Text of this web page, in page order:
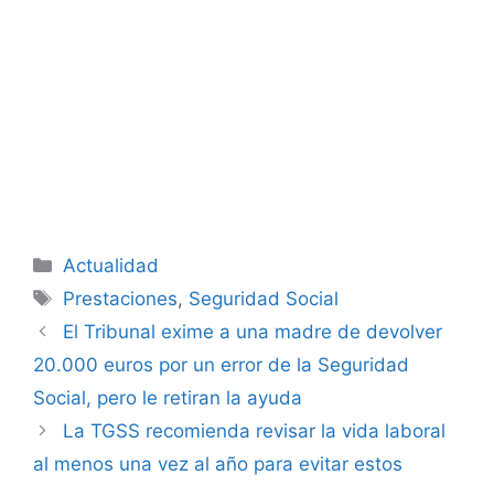
Categorías
Actualidad
Etiquetas
Prestaciones, Seguridad Social
El Tribunal exime a una madre de devolver
20.000 euros por un error de la Seguridad
Social, pero le retiran la ayuda
La TGSS recomienda revisar la vida laboral
al menos una vez al año para evitar estos